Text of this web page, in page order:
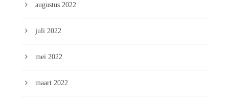
augustus 2022
juli 2022
mei 2022
maart 2022